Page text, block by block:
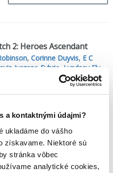
a kontaktnými údajmi?
ukladáme do vášho
získavame. Niektoré sú
stránka vôbec
analytické cookies,
2: Heroes Ascendant
,Corinne Duyvis, E C
Jurgens-Fyhrie Lyndsay Ely,
Miranda Moyer,Mohale
Tobi
,Titan Books(2024)
the story of Overwatch 2 from
points of view in this star-
story collection, featuring
from award-winning and
authors...